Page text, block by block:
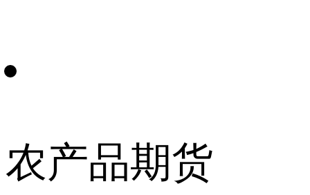
农产品期货